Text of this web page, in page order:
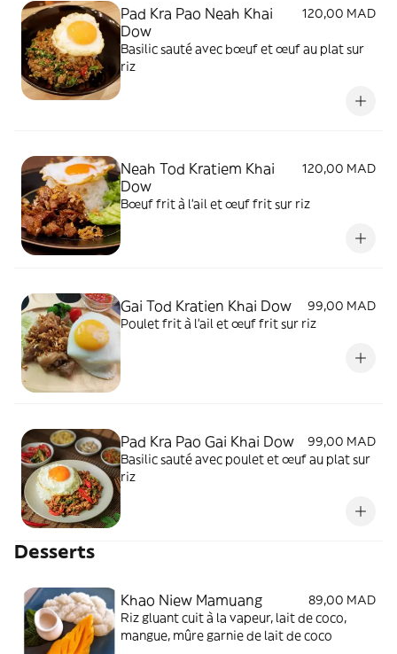
Pad Kra Pao Neah Khai
Dow
120,00 MAD
Basilic sauté avec bœuf et œuf au plat sur
riz
Neah Tod Kratiem Khai
Dow
120,00 MAD
Bœuf frit à l’ail et œuf frit sur riz
Gai Tod Kratien Khai Dow
99,00 MAD
Poulet frit à l’ail et œuf frit sur riz
Pad Kra Pao Gai Khai Dow
99,00 MAD
Basilic sauté avec poulet et œuf au plat sur
riz
Desserts
Khao Niew Mamuang
89,00 MAD
Riz gluant cuit à la vapeur, lait de coco,
mangue, mûre garnie de lait de coco